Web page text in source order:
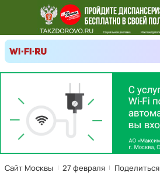
Сайт Москвы 27 февраля Поделиться